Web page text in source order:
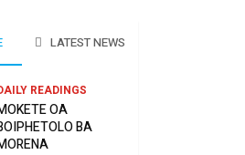
LATEST NEWS
READINGS
OA
BA